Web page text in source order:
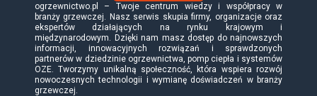
ogrzewnictwo.pl – Twoje centrum wiedzy i współpracy w
branży grzewczej. Nasz serwis skupia firmy, organizacje oraz
ekspertów działających na rynku krajowym i
międzynarodowym. Dzięki nam masz dostęp do najnowszych
informacji, innowacyjnych rozwiązań i sprawdzonych
partnerów w dziedzinie ogrzewnictwa, pomp ciepła i systemów
OZE. Tworzymy unikalną społeczność, która wspiera rozwój
nowoczesnych technologii i wymianę doświadczeń w branży
grzewczej.